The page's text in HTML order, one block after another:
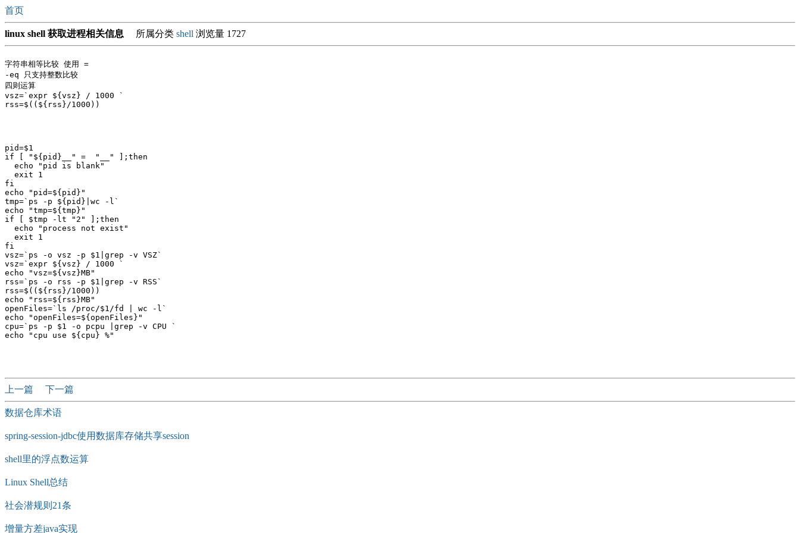
首页
linux shell 获取进程相关信息 所属分类 shell 浏览量 1727
字符串相等比较 使用 =
-eq 只支持整数比较
四则运算
vsz=`expr ${vsz} / 1000 `
rss=$((${rss}/1000))
pid=$1
if [ "${pid}__" =  "__" ];then
  echo "pid is blank"
  exit 1
fi
echo "pid=${pid}"
tmp=`ps -p ${pid}|wc -l`
echo "tmp=${tmp}"
if [ $tmp -lt "2" ];then
  echo "process not exist"
  exit 1
fi
vsz=`ps -o vsz -p $1|grep -v VSZ`
vsz=`expr ${vsz} / 1000 `
echo "vsz=${vsz}MB"
rss=`ps -o rss -p $1|grep -v RSS`
rss=$((${rss}/1000))
echo "rss=${rss}MB"
openFiles=`ls /proc/$1/fd | wc -l`
echo "openFiles=${openFiles}"
cpu=`ps -p $1 -o pcpu |grep -v CPU `
echo "cpu use ${cpu} %"
上一篇 下一篇
数据仓库术语
spring-session-jdbc使用数据库存储共享session
shell里的浮点数运算
Linux Shell总结
社会潜规则21条
增量方差java实现